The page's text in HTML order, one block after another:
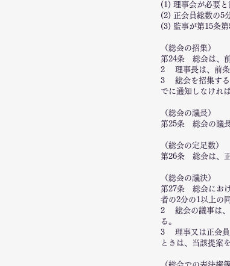
(1) 理事会が必要と
(2) 正会員総数の5
(3) 監事が第15条
（総会の招集）
第24条 総会は、前
2 理事長は、前条
3 総会を招集する
でに通知しなけれ
（総会の議長）
第25条 総会の議長
（総会の定足数）
第26条 総会は、正
（総会の議決）
第27条 総会にお
者の2分の1以上の
2 総会の議事は、
る。
3 理事又は正会員
ときは、当該提案